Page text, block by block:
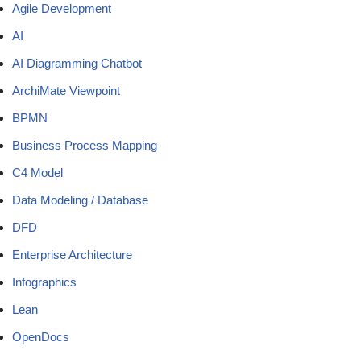
Agile Development
AI
AI Diagramming Chatbot
ArchiMate Viewpoint
BPMN
Business Process Mapping
C4 Model
Data Modeling / Database
DFD
Enterprise Architecture
Infographics
Lean
OpenDocs